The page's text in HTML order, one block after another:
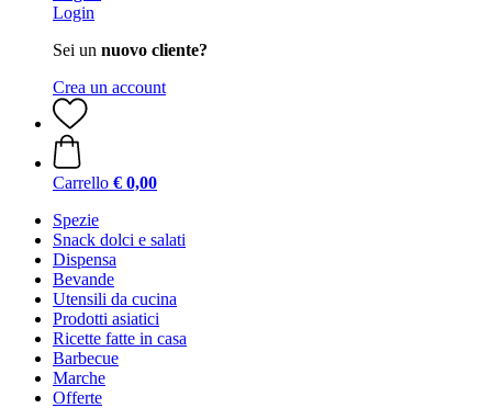
Login
Sei un nuovo cliente?
Crea un account
Carrello € 0,00
Spezie
Snack dolci e salati
Dispensa
Bevande
Utensili da cucina
Prodotti asiatici
Ricette fatte in casa
Barbecue
Marche
Offerte